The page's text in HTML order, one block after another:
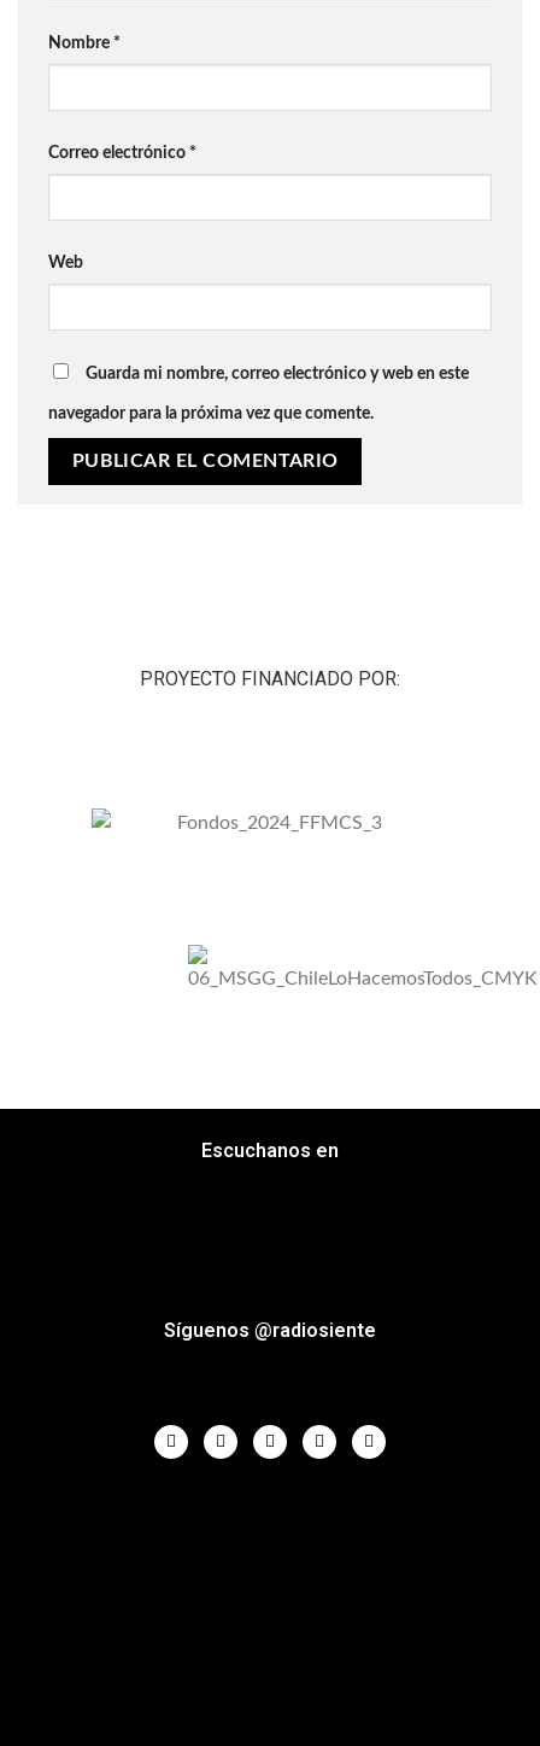
Nombre *
Correo electrónico *
Web
Guarda mi nombre, correo electrónico y web en este
navegador para la próxima vez que comente.
PROYECTO FINANCIADO POR:
Escuchanos en
Síguenos @radiosiente